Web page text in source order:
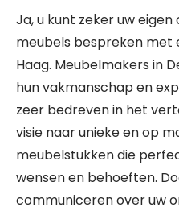
Ja, u kunt zeker uw
meubels bespreken met
Haag. Meubelmakers in
hun vakmanschap en
zeer bedreven in het
visie naar unieke en op
meubelstukken die
wensen en behoeften.
communiceren over uw